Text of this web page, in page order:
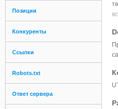
Позиции
Конкуренты
Ссылки
Robots.txt
Ответ сервера